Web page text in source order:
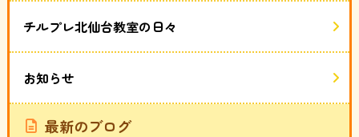
チルプレ北仙台教室の日々
お知らせ
最新のブログ